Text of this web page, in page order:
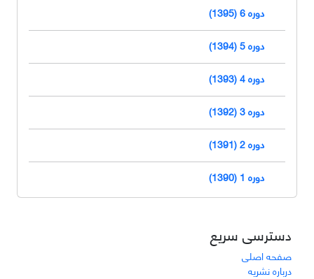
دوره 6 (1395)
دوره 5 (1394)
دوره 4 (1393)
دوره 3 (1392)
دوره 2 (1391)
دوره 1 (1390)
دسترسی سریع
صفحه اصلی
درباره نشریه